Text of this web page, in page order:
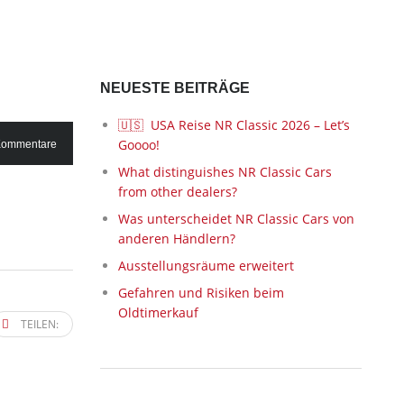
TEILEN:
NEUESTE BEITRÄGE
🇺🇸 USA Reise NR Classic 2026 – Let’s
Goooo!
What distinguishes NR Classic Cars
from other dealers?
Was unterscheidet NR Classic Cars von
anderen Händlern?
Ausstellungsräume erweitert
Gefahren und Risiken beim
Oldtimerkauf